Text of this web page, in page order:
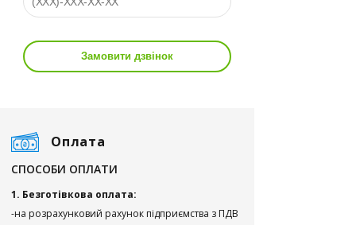
Замовити дзвінок
Оплата
СПОСОБИ ОПЛАТИ
1. Безготівкова оплата:
-на розрахунковий рахунок підприємства з ПДВ